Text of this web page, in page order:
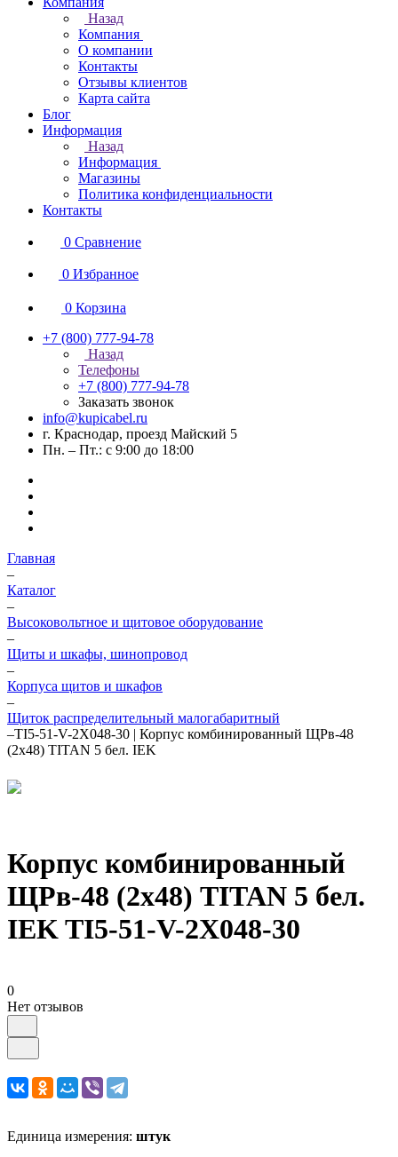
Назад
Компания
О компании
Контакты
Отзывы клиентов
Карта сайта
Блог
Информация
Назад
Информация
Магазины
Политика конфиденциальности
Контакты
0 Сравнение
0 Избранное
0 Корзина
+7 (800) 777-94-78
Назад
Телефоны
+7 (800) 777-94-78
Заказать звонок
info@kupicabel.ru
г. Краснодар, проезд Майский 5
Пн. – Пт.: с 9:00 до 18:00
Главная
–
Каталог
–
Высоковольтное и щитовое оборудование
–
Щиты и шкафы, шинопровод
–
Корпуса щитов и шкафов
–
Щиток распределительный малогабаритный
–TI5-51-V-2X048-30 | Корпус комбинированный ЩРв-48
(2х48) TITAN 5 бел. IEK
Корпус комбинированный
ЩРв-48 (2х48) TITAN 5 бел.
IEK TI5-51-V-2X048-30
0
Нет отзывов
Единица измерения: штук